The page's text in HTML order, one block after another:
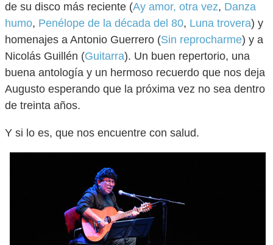
de su disco más reciente (Ay amor, otra vez, Danza
humo, Penélope de la década del 80, Luna trovera) y
homenajes a Antonio Guerrero (Sin reprocharme) y a
Nicolás Guillén (Guitarra). Un buen repertorio, una
buena antología y un hermoso recuerdo que nos deja
Augusto esperando que la próxima vez no sea dentro
de treinta años.
Y si lo es, que nos encuentre con salud.